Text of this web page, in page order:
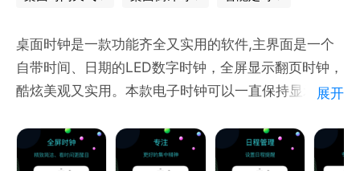
桌面时钟是一款功能齐全又实用的软件,主界面是一个
自带时间、日期的LED数字时钟，全屏显示翻页时钟，
酷炫美观又实用。本款电子时钟可以一直保持显示状
间。在车上，在路途中，都可以随时随地的查看，方便
快捷，保证你准时达。
展开